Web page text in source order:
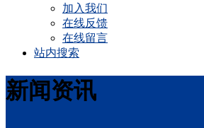
加入我们
在线反馈
在线留言
站内搜索
新闻资讯